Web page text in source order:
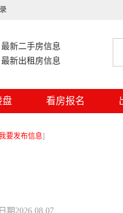
最新二手房信息
最新出租房信息
盘 看房报名
要发布信息]
期2026.08.07